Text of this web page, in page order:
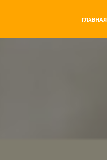
ГЛАВНАЯ